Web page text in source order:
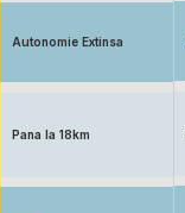
Autonomie Extinsa
Pana la 18km